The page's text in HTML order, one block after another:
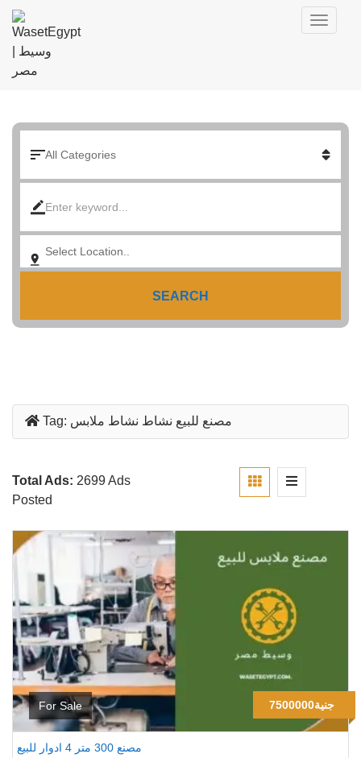
SEARCH
Tag: مصنع للبيع نشاط نشاط ملابس
Total Ads: 2699 Ads
Posted
For Sale 7500000جنية
مصنع 300 متر 4 ادوار للبيع